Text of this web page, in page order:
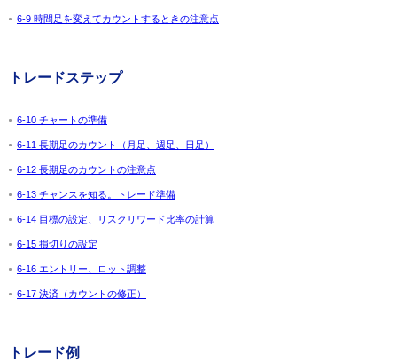
6-9 時間足を変えてカウントするときの注意点
トレードステップ
6-10 チャートの準備
6-11 長期足のカウント（月足、週足、日足）
6-12 長期足のカウントの注意点
6-13 チャンスを知る。トレード準備
6-14 目標の設定、リスクリワード比率の計算
6-15 損切りの設定
6-16 エントリー、ロット調整
6-17 決済（カウントの修正）
トレード例